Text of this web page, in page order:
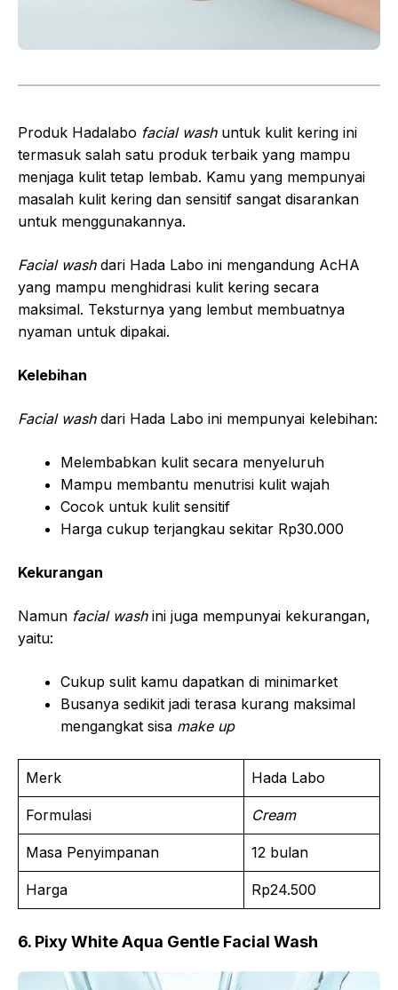
Produk Hadalabo facial washuntuk kulit kering ini
termasuk salah satu produk terbaik yang mampu
menjaga kulit tetap lembab. Kamu yang mempunyai
masalah kulit kering dan sensitif sangat disarankan
untuk menggunakannya.
Facial washdari Hada Labo ini mengandung AcHA
yang mampu menghidrasi kulit kering secara
maksimal. Teksturnya yang lembut membuatnya
nyaman untuk dipakai.
Kelebihan
Facial washdari Hada Labo ini mempunyai kelebihan:
Melembabkan kulit secara menyeluruh
Mampu membantu menutrisi kulit wajah
Cocok untuk kulit sensitif
Harga cukup terjangkau sekitar Rp30.000
Kekurangan
Namun facial washini juga mempunyai kekurangan,
yaitu:
Cukup sulit kamu dapatkan di minimarket
Busanya sedikit jadi terasa kurang maksimal
mengangkat sisa make up
Merk Hada Labo
Formulasi Cream
Masa Penyimpanan 12 bulan
Harga Rp24.500
6. Pixy White Aqua Gentle Facial Wash